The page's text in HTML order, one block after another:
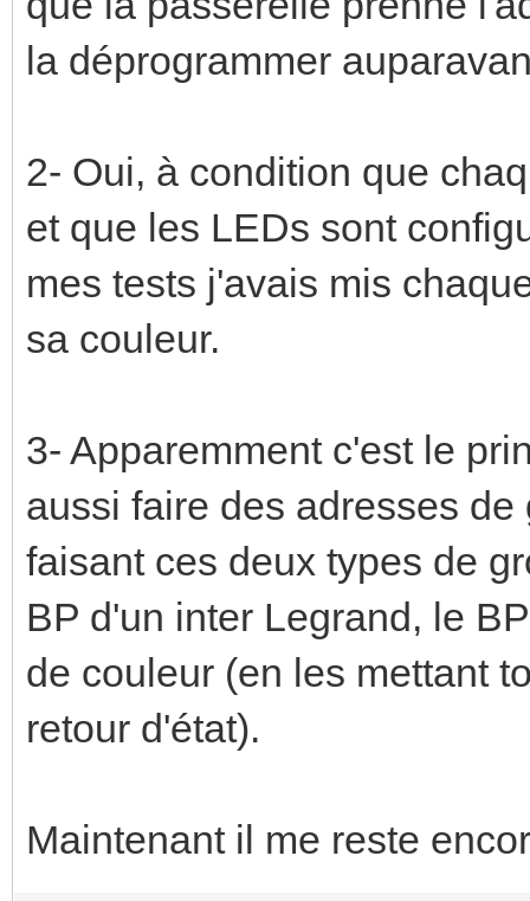
la déprogrammer
2- Oui, à condition que
et que les LEDs sont
mes tests j'avais mis
sa couleur.
3- Apparemment c'est le
aussi faire des adresses
faisant ces deux types de
BP d'un inter Legrand, le
de couleur (en les mettant
retour d'état).
Maintenant il me reste